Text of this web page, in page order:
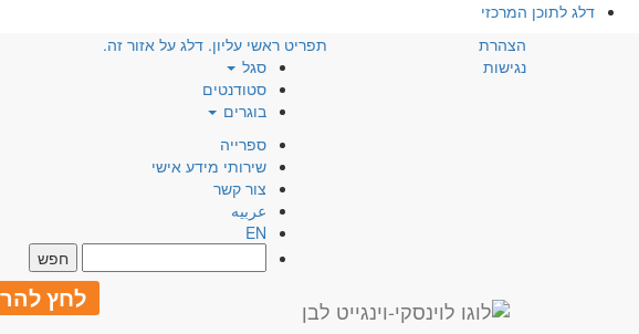
דלג לתוכן המרכזי
הצהרת
נגישות
תפריט ראשי עליון. דלג על אזור זה.
סגל
סטודנטים
בוגרים
ספרייה
שירותי מידע אישי
צור קשר
عربيه
EN
לחץ